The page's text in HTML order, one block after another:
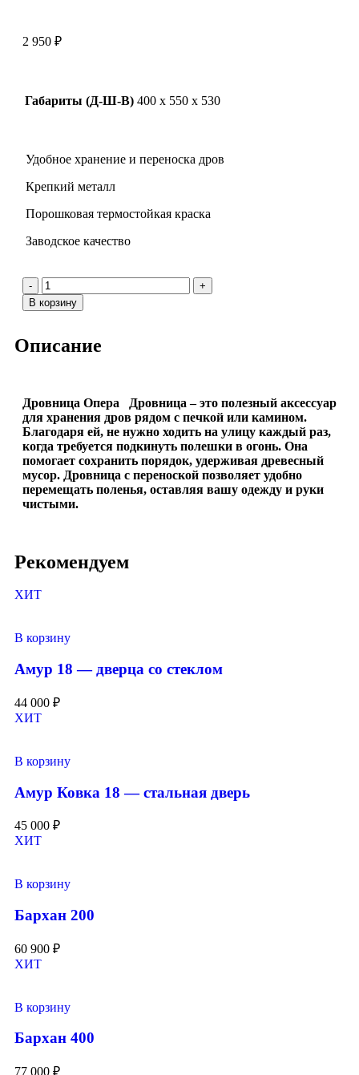
2 950 ₽
Габариты (Д-Ш-В) 400 х 550 х 530
Удобное хранение и переноска дров
Крепкий металл
Порошковая термостойкая краска
Заводское качество
В корзину
Описание
Дровница Опера Дровница – это полезный аксессуар
для хранения дров рядом с печкой или камином.
Благодаря ей, не нужно ходить на улицу каждый раз,
когда требуется подкинуть полешки в огонь. Она
помогает сохранить порядок, удерживая древесный
мусор. Дровница с переноской позволяет удобно
перемещать поленья, оставляя вашу одежду и руки
чистыми.
Рекомендуем
ХИТ
В корзину
Амур 18 — дверца со стеклом
44 000 ₽
ХИТ
В корзину
Амур Ковка 18 — стальная дверь
45 000 ₽
ХИТ
В корзину
Бархан 200
60 900 ₽
ХИТ
В корзину
Бархан 400
77 000 ₽